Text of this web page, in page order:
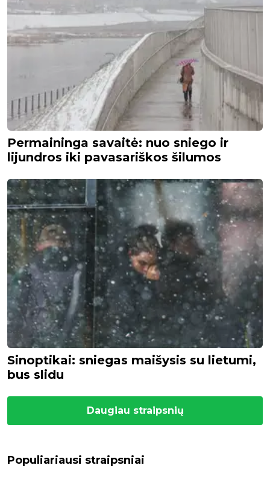
Permaininga savaitė: nuo sniego ir
lijundros iki pavasariškos šilumos
Sinoptikai: sniegas maišysis su lietumi,
bus slidu
Daugiau straipsnių
Populiariausi straipsniai